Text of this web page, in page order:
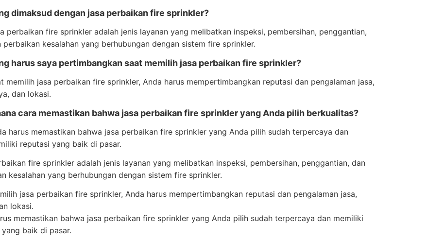
dimaksud dengan jasa perbaikan fire sprinkler?
perbaikan fire sprinkler adalah jenis layanan yang melibatkan inspeksi, pembersihan, penggantian,
perbaikan kesalahan yang berhubungan dengan sistem fire sprinkler.
harus saya pertimbangkan saat memilih jasa perbaikan fire sprinkler?
memilih jasa perbaikan fire sprinkler, Anda harus mempertimbangkan reputasi dan pengalaman jasa,
dan lokasi.
cara memastikan bahwa jasa perbaikan fire sprinkler yang Anda pilih berkualitas?
harus memastikan bahwa jasa perbaikan fire sprinkler yang Anda pilih sudah terpercaya dan
reputasi yang baik di pasar.
fire sprinkler adalah jenis layanan yang melibatkan inspeksi, pembersihan, penggantian, dan
kesalahan yang berhubungan dengan sistem fire sprinkler.
jasa perbaikan fire sprinkler, Anda harus mempertimbangkan reputasi dan pengalaman jasa,
lokasi.
memastikan bahwa jasa perbaikan fire sprinkler yang Anda pilih sudah terpercaya dan memiliki
baik di pasar.